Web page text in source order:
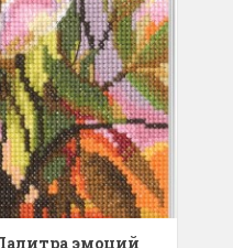
эмоций